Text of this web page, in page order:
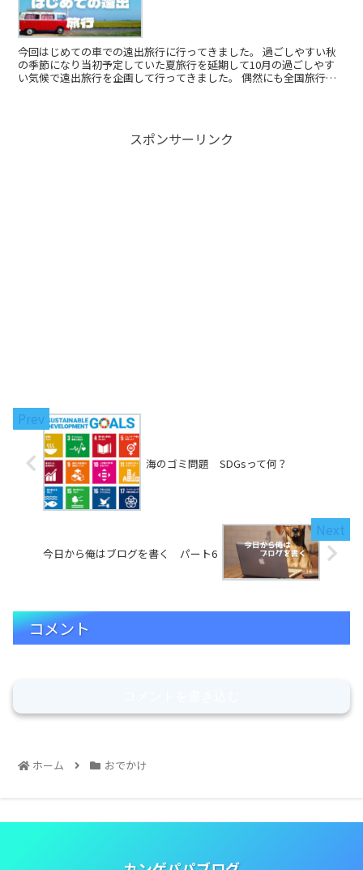
今回はじめての車での遠出旅行に行ってきました。 過ごしやすい秋
の季節になり当初予定していた夏旅行を延期して10月の過ごしやす
い気候で遠出旅行を企画して行ってきました。 偶然にも全国旅行支
スポンサーリンク
海のゴミ問題 SDGsって何？
今日から俺はブログを書く パート6
コメント
ホーム おでかけ